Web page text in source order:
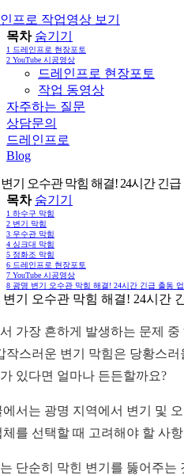
프로 작업영상 보기
목차 숨기기
1 드레인프로 현장포토
2 YouTube 시공영상
드레인프로 현장포토
작업 동영상
자주하는 질문
상담문의
드레인프로
Blog
기 오수관 막힘 해결! 24시간 긴급
목차 숨기기
1 하수구 막힘
2 변기 막힘
3 우수관 막힘
4 싱크대 막힘
5 정화조 막힘
6 드레인프로 현장포토
7 YouTube 시공영상
8 광명 변기 오수관 막힘 해결! 24시간 긴급 출동
변기 오수관 막힘 해결! 24시간
가장 흔하게 발생하는 문제
작스러운 변기 막힘은 당황스
있다면 얼마나 든든할까요?
에서는 광명 지역에서 변기 및
체를 선택할 때 고려해야 할 사
단순히 막힌 변기를 뚫어주는